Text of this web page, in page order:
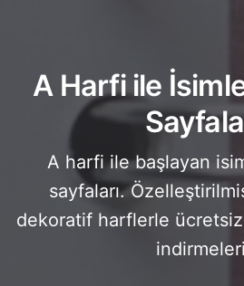
A Harfi ile
A harfi ile başlayan
sayfaları.
dekoratif harflerle ücretsiz